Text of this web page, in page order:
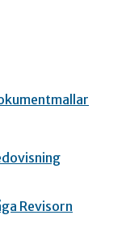
Revisorn